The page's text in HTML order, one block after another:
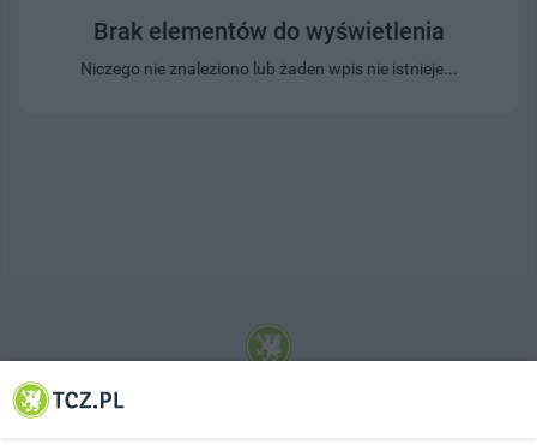
Brak elementów do wyświetlenia
Niczego nie znaleziono lub żaden wpis nie istnieje...
© 2001-2026 Tczew - TCZ.PL Sp. z o.o. Internetowy Serwis Informacyjny Miasta